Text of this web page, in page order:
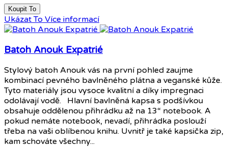
Koupit To
Ukázat To Více informací
Batoh Anouk Expatrié
Stylový batoh Anouk vás na první pohled zaujme
kombinací pevného bavlněného plátna a veganské kůže.
Tyto materiály jsou vysoce kvalitní a díky impregnaci
odolávají vodě. Hlavní bavlněná kapsa s podšívkou
obsahuje oddělenou přihrádku až na 13“ notebook. A
pokud nemáte notebook, nevadí, přihrádka poslouží
třeba na vaši oblíbenou knihu. Uvnitř je také kapsička zip,
kam schováte všechny...